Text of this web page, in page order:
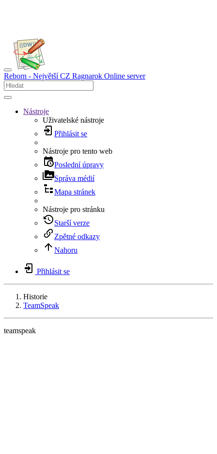
Reborn - Největší CZ Ragnarok Online server
Nástroje
Uživatelské nástroje
Přihlásit se
Nástroje pro tento web
Poslední úpravy
Správa médií
Mapa stránek
Nástroje pro stránku
Starší verze
Zpětné odkazy
Nahoru
Přihlásit se
Historie
TeamSpeak
teamspeak